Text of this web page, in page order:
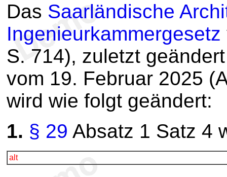
Das Saarländische
Ingenieurkammergesetz
S. 714), zuletzt
vom 19. Februar 2025
wird wie folgt geändert:
1. § 29 Absatz 1 Satz 4
alt